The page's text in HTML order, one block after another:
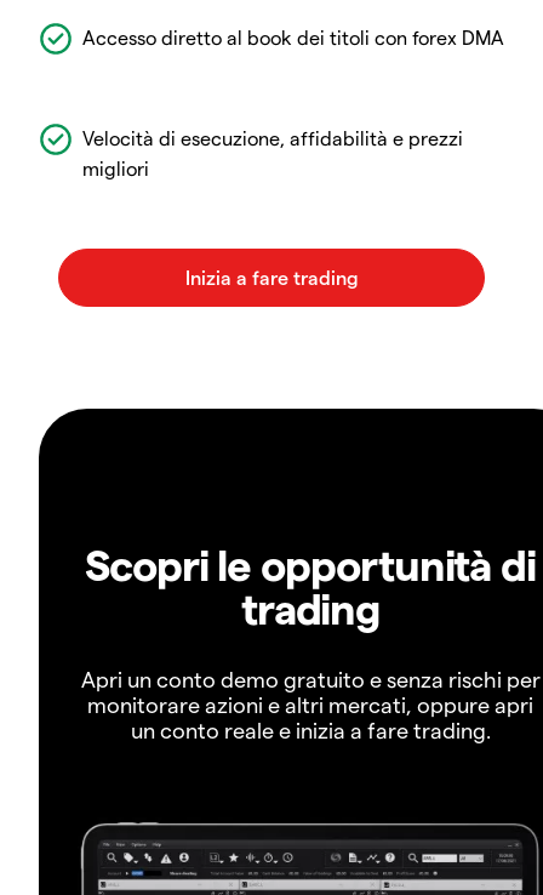
Accesso diretto al book dei titoli con forex DMA
Velocità di esecuzione, affidabilità e prezzi
migliori
Scopri le opportunità di
trading
Apri un conto demo gratuito e senza rischi per
monitorare azioni e altri mercati, oppure apri
un conto reale e inizia a fare trading.